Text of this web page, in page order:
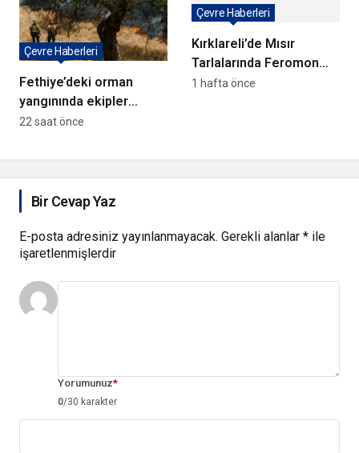
Fethiye’deki orman
yangınında ekipler
anında müdahale ediyor
Çevre Haberleri
22 saat önce
Kırklareli’de Mısır
Tarlalarında Feromon
Tuzaklarıyla Verim
Çevre Haberleri
1 hafta önce
Bir Cevap Yaz
E-posta adresiniz yayınlanmayacak. Gerekli alanlar * ile
işaretlenmişlerdir
Yorumunuz*
0/30 karakter